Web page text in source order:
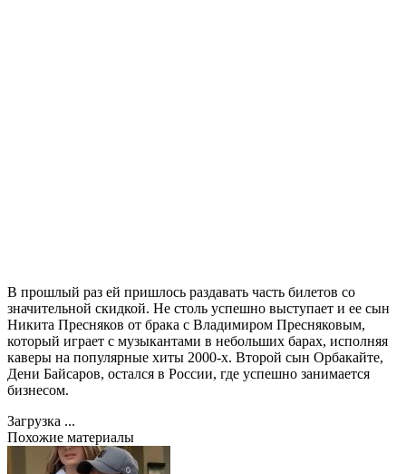
В прошлый раз ей пришлось раздавать часть билетов со
значительной скидкой. Не столь успешно выступает и ее сын
Никита Пресняков от брака с Владимиром Пресняковым,
который играет с музыкантами в небольших барах, исполняя
каверы на популярные хиты 2000-х. Второй сын Орбакайте,
Дени Байсаров, остался в России, где успешно занимается
бизнесом.
Загрузка ...
Похожие материалы